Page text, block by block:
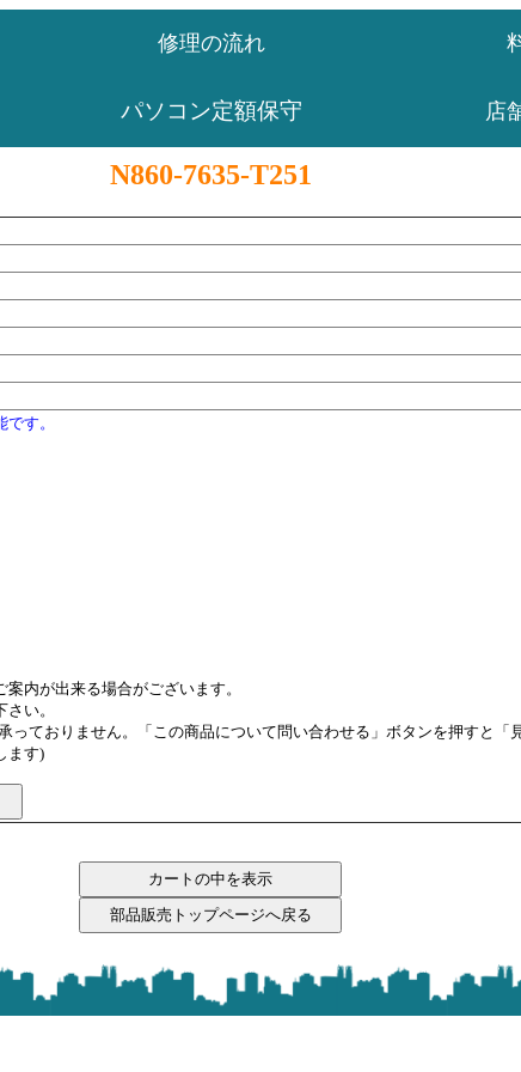
修理の流れ
パソコン定額保守 店
N860-7635-T251
す。
内が出来る場合がございます。
い。
っておりません。「この商品について問い合わせる」ボタンを押すと「
ます)